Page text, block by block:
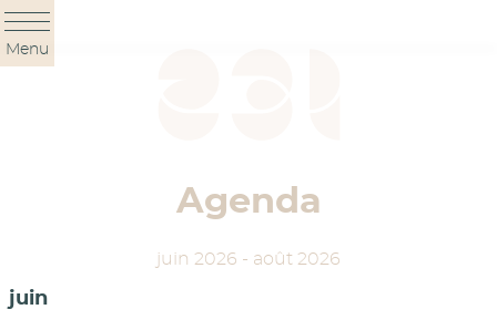
Panneau de gestion des cookies
Menu
Agenda
juin 2026 - août 2026
juin